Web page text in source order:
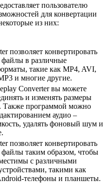
пользователю
для конвертации
из них:
позволяет конвертировать
файлы в различные
такие как MP4, AVI,
и многие другие.
Converter вы можете
и изменять размеры
Также программой можно
аудио –
удалять фоновый шум и
позволяет конвертировать
файлы таким образом, чтобы
с различными
такими как
телефоны и планшеты.